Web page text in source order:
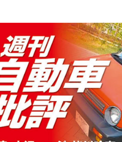
イベント・グッズ
YouTube
会社情報